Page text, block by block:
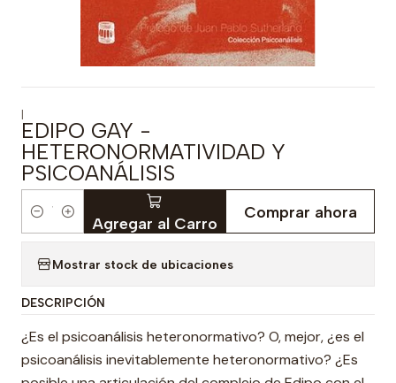
|
EDIPO GAY -
HETERONORMATIVIDAD Y
PSICOANÁLISIS
Cantidad Agregar al Carro
Comprar ahora
Mostrar stock de ubicaciones
DESCRIPCIÓN
¿Es el psicoanálisis heteronormativo? O, mejor, ¿es el
psicoanálisis inevitablemente heteronormativo? ¿Es